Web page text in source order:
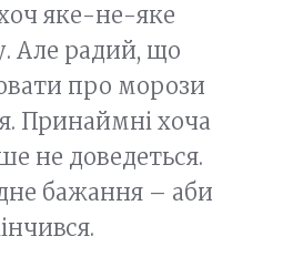
яке-не-яке
Але радий, що
про морози
Принаймні хоча
не доведеться.
бажання – аби